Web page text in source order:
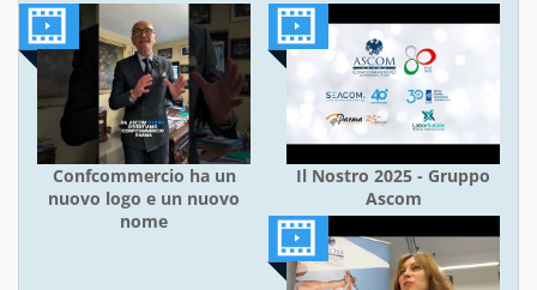
Confcommercio ha un
nuovo logo e un nuovo
nome
Il Nostro 2025 - Gruppo
Ascom